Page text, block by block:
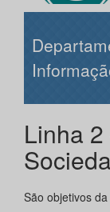
Linha
São objetivos